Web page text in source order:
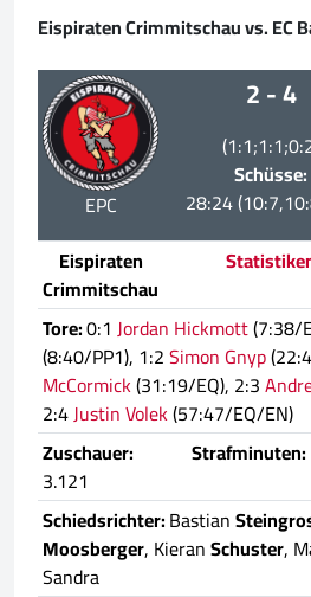
Eispiraten Crimmitschau vs. EC
EPC
2 - 4
Schüsse:
28:24
Eispiraten
Crimmitschau
Tore:0:1 Jordan Hickmott(7:38/
(8:40/PP1), 1:2Simon Gnyp
McCormick(31:19/EQ), 2:3
2:4Justin Volek(57:47/EQ/EN)
Zuschauer:
3.121
Strafminuten:
Schiedsrichter:Bastian
Moosberger, KieranSchuster,
Sandra